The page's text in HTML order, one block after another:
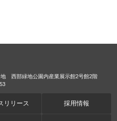
西部緑地公園内産業展示館2号館2階
リリース 採用情報